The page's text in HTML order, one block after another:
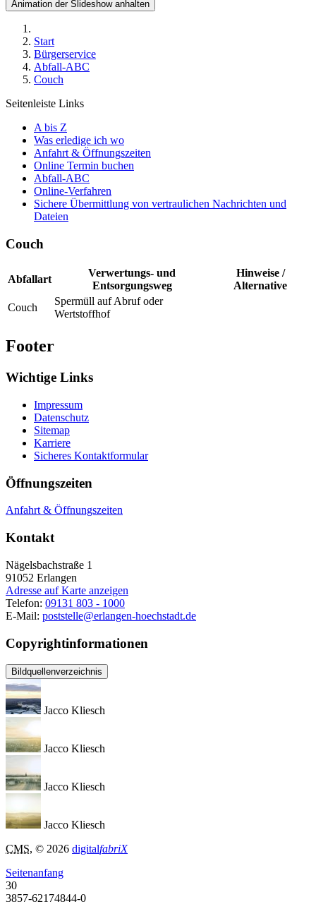
Animation der Slideshow anhalten
Start
Bürgerservice
Abfall-ABC
Couch
Seitenleiste Links
A bis Z
Was erledige ich wo
Anfahrt & Öffnungszeiten
Online Termin buchen
Abfall-ABC
Online-Verfahren
Sichere Übermittlung von vertraulichen Nachrichten und
Dateien
Couch
Abfallart
Verwertungs- und
Entsorgungsweg
Hinweise /
Alternative
Couch
Spermüll auf Abruf oder
Wertstoffhof
Footer
Wichtige Links
Impressum
Datenschutz
Sitemap
Karriere
Sicheres Kontaktformular
Öffnungszeiten
Anfahrt & Öffnungszeiten
Kontakt
Nägelsbachstraße 1
91052 Erlangen
Adresse auf Karte anzeigen
Telefon: 09131 803 - 1000
E-Mail: poststelle@erlangen-hoechstadt.de
Copyrightinformationen
Bildquellenverzeichnis
Jacco Kliesch
Jacco Kliesch
Jacco Kliesch
Jacco Kliesch
CMS, © 2026 digitalfabriX
Seitenanfang
30
3857-62174844-0